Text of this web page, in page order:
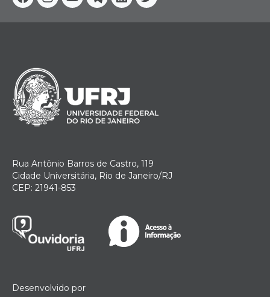
Facebook
Instagram
YoutubeTelegram
Linkedin
Twitter
Rua Antônio Barros de Castro, 119
Cidade Universitária, Rio de Janeiro/RJ
CEP: 21941-853
Desenvolvido por